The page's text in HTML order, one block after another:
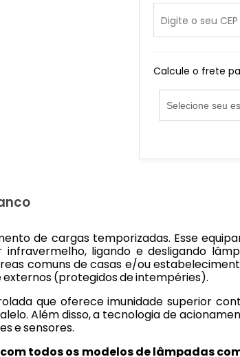
Calcule o frete
de cargas temporizadas. Esse
ligando e desligando
comuns de casas e/ou
externos (protegidos de intempéries).
que oferece imunidade superior
Além disso, a tecnologia de
e sensores.
todos os modelos de lâmpadas